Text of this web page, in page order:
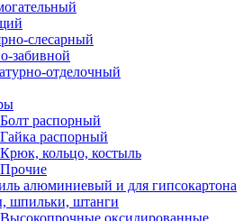
слесарный
забивной
отделочный
Болт распорный
Гайка распорный
Крюк, кольцо, костыль
Прочие
алюминиевый и для гипсокартона
шпильки, штанги
Высокопрочные оксидированные